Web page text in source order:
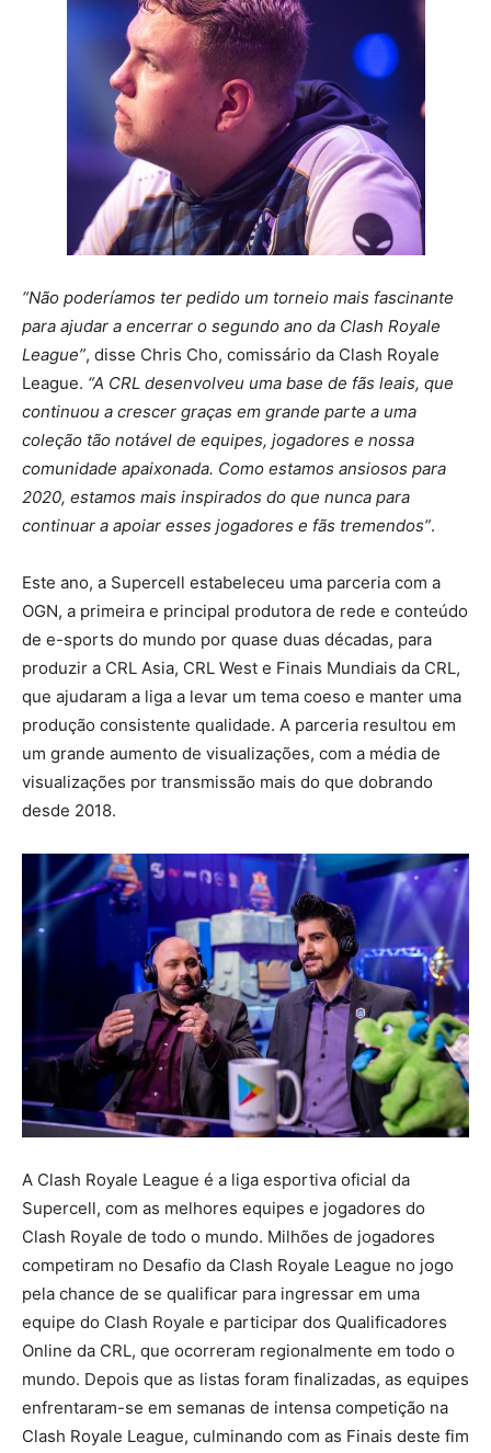
“Não poderíamos ter pedido um torneio mais fascinante
para ajudar a encerrar o segundo ano da Clash Royale
League”, disse Chris Cho, comissário da Clash Royale
League. “A CRL desenvolveu uma base de fãs leais, que
continuou a crescer graças em grande parte a uma
coleção tão notável de equipes, jogadores e nossa
comunidade apaixonada. Como estamos ansiosos para
2020, estamos mais inspirados do que nunca para
continuar a apoiar esses jogadores e fãs tremendos”.
Este ano, a Supercell estabeleceu uma parceria com a
OGN, a primeira e principal produtora de rede e conteúdo
de e-sports do mundo por quase duas décadas, para
produzir a CRL Asia, CRL West e Finais Mundiais da CRL,
que ajudaram a liga a levar um tema coeso e manter uma
produção consistente qualidade. A parceria resultou em
um grande aumento de visualizações, com a média de
visualizações por transmissão mais do que dobrando
desde 2018.
A Clash Royale League é a liga esportiva oficial da
Supercell, com as melhores equipes e jogadores do
Clash Royale de todo o mundo. Milhões de jogadores
competiram no Desafio da Clash Royale League no jogo
pela chance de se qualificar para ingressar em uma
equipe do Clash Royale e participar dos Qualificadores
Online da CRL, que ocorreram regionalmente em todo o
mundo. Depois que as listas foram finalizadas, as equipes
enfrentaram-se em semanas de intensa competição na
Clash Royale League, culminando com as Finais deste fim